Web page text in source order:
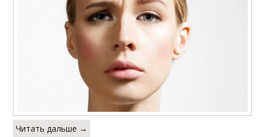
Читать дальше →